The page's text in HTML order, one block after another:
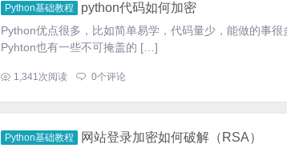
Python基础教程 python代码如何加密
Python优点很多，比如简单易学，代码量少，能做的事很
Pyhton也有一些不可掩盖的 […]
... 1,341次阅读 0个评论
Python基础教程 网站登录加密如何破解（RSA）